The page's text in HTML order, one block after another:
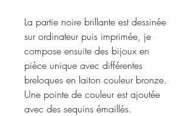
La partie noire brillante est dessinée
sur ordinateur puis imprimée, je
compose ensuite des bijoux en
pièce unique avec différentes
breloques en laiton couleur bronze.
Une pointe de couleur est ajoutée
avec des sequins émaillés.